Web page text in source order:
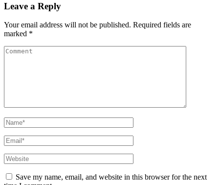
Leave a Reply
Your email address will not be published. Required fields are
marked *
Save my name, email, and website in this browser for the next